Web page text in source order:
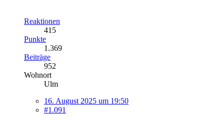
Reaktionen
415
Punkte
1.369
Beiträge
952
Wohnort
Ulm
16. August 2025 um 19:50
#1.091